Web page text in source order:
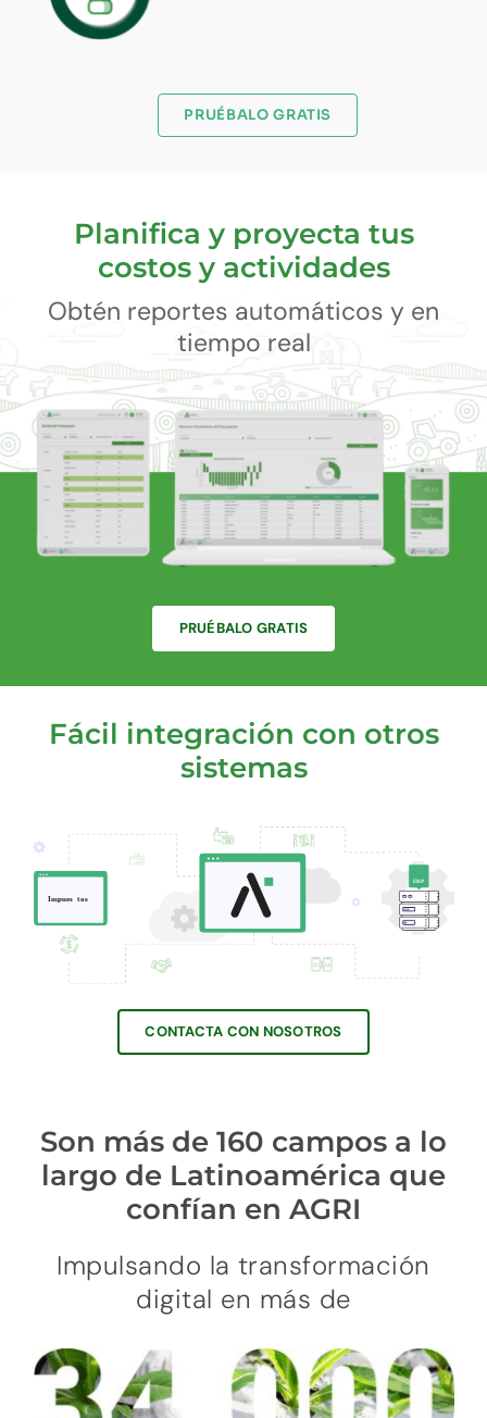
PRUÉBALO GRATIS
Planifica y proyecta tus
costos y actividades
Obtén reportes automáticos y en
tiempo real
PRUÉBALO GRATIS
Fácil integración con otros
sistemas
CONTACTA CON NOSOTROS
Son más de 160 campos a lo
largo de Latinoamérica que
confían en AGRI
Impulsando la transformación
digital en más de